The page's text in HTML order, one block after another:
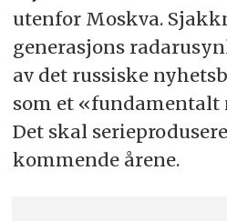
utenfor Moskva.
generasjons
av det russiske
som et
Det skal
kommende årene.